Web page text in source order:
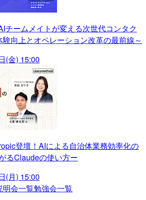
チームメイトが変える次世代コンタク
験向上とオペレーション改革の最前線～
(金) 15:00
登壇！AIによる自治体業務効率化の
るClaudeの使い方ー
(月) 15:00
明会一覧勉強会一覧